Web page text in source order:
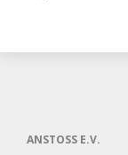
ANSTOSS E.V.